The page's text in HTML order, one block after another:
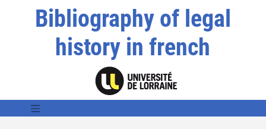
Bibliography of legal
history in french